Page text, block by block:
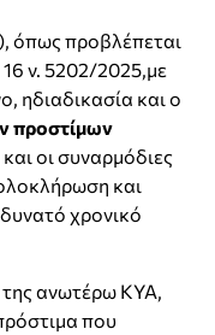
όπως προβλέπεται
16 ν. 5202/2025,με
ηδιαδικασία και ο
προστίμων
οι συναρμόδιες
και
χρονικό
της ανωτέρω ΚΥΑ,
που